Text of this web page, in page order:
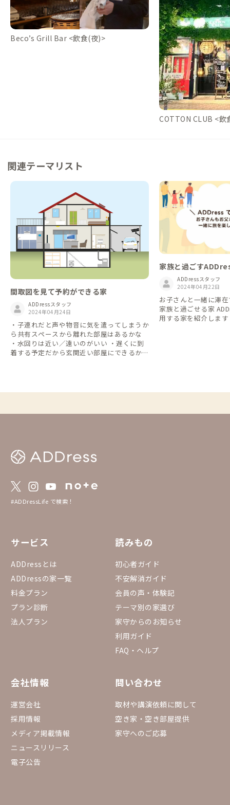
Beco’s Grill Bar <飲食(夜)>
COTTON CLUB <飲
関連テーマリスト
間取図を見て予約ができる家
ADDressスタッフ
2024年04月24日
・子連れだと声や物音に気を遣ってしまうか
ら共有スペースから離れた部屋はあるかな
・水回りは近い／遠いのがいい ・遅くに到
着する予定だから玄関近い部屋にできるかな
家族と過ごす
ADDressスタッフ
2024年04月22日
お子さんと一緒に滞
家族と過ごせる家
用する家を紹介しま
#ADDressLife で検索！
サービス
ADDressとは
ADDressの家一覧
料金プラン
プラン診断
法人プラン
読みもの
初心者ガイド
不安解消ガイド
会員の声・体験記
テーマ別の家選び
家守からのお知らせ
利用ガイド
FAQ・ヘルプ
会社情報
運営会社
採用情報
メディア掲載情報
ニュースリリース
電子公告
問い合わせ
取材や講演依頼に関して
空き家・空き部屋提供
家守へのご応募